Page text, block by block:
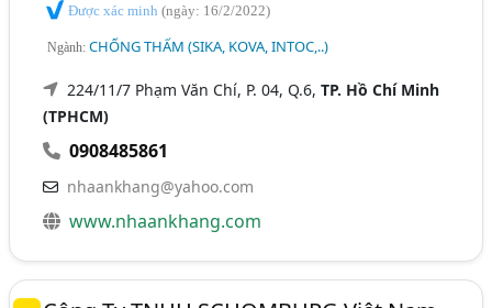
Được xác minh(ngày: 16/2/2022)
Ngành:CHỐNG THẤM (SIKA, KOVA, INTOC,..)
224/11/7 Phạm Văn Chí, P. 04, Q.6,TP. Hồ Chí Minh
(TPHCM)
0908485861
nhaankhang@yahoo.com
www.nhaankhang.com